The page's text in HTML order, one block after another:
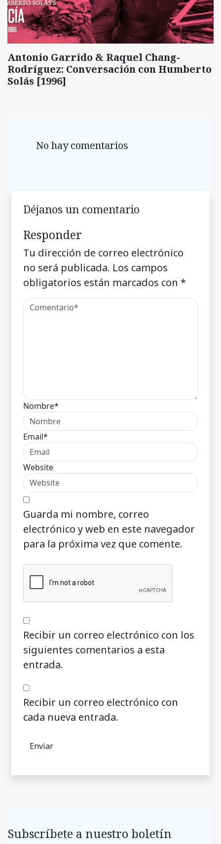
Antonio Garrido & Raquel Chang-
Rodríguez: Conversación con Humberto
Solás [1996]
No hay comentarios
Déjanos un comentario
Responder
Tu dirección de correo electrónico
no será publicada. Los campos
obligatorios están marcados con *
Nombre*
Email*
Website
Guarda mi nombre, correo
electrónico y web en este navegador
para la próxima vez que comente.
Recibir un correo electrónico con los
siguientes comentarios a esta
entrada.
Recibir un correo electrónico con
cada nueva entrada.
Subscríbete a nuestro boletín